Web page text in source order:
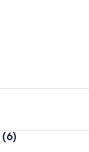
(6)